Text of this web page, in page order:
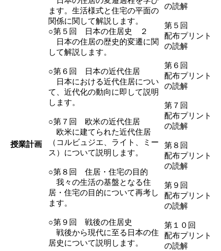
授業計画
ます。生活様式と住宅の平面の
関係に関して解説します。
○第５回 日本の住居史 ２
日本の住居の歴史的変遷に関
して解説します。
○第６回 日本の近代住居
日本における近代住居につい
て、近代化の動向に即して説明
します。
○第７回 欧米の近代住居
欧米に建てられた近代住居
（コルビュジエ、ライト、ミー
ス）について説明します。
○第８回 住居・住宅の目的
我々の生活の基盤となる住
居・住宅の目的について再考し
ます。
○第９回 戦後の住居史
戦後から現代に至る日本の住
居史について説明します。
の読解
第５回
配布プリント
の読解
第６回
配布プリント
の読解
第７回
配布プリント
の読解
第８回
配布プリント
の読解
第９回
配布プリント
の読解
第１０回
配布プリント
の読解